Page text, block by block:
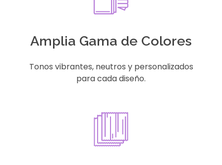
Amplia Gama de Colores
Tonos vibrantes, neutros y personalizados
para cada diseño.